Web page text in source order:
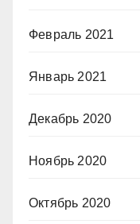
Февраль 2021
Январь 2021
Декабрь 2020
Ноябрь 2020
Октябрь 2020